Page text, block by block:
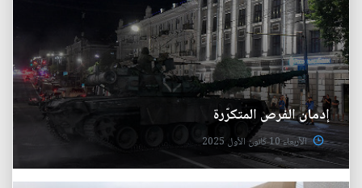
إدمان الفرص المتكرّرة
الأربعاء 10 كانون الأول 2025